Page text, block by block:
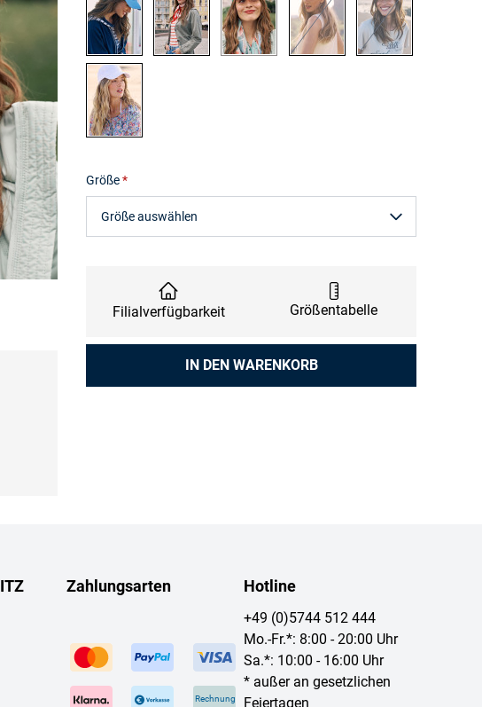
weiß
Größe
Größe auswählen
Filialverfügbarkeit Größentabelle
IN DEN WARENKORB
Zahlungsarten
Rechnung
Hotline
+49 (0)5744 512 444
Mo.-Fr.*: 8:00 - 20:00 Uhr
Sa.*: 10:00 - 16:00 Uhr
* außer an gesetzlichen
Feiertagen